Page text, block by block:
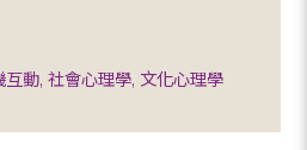
動, 社會心理學, 文化心理學